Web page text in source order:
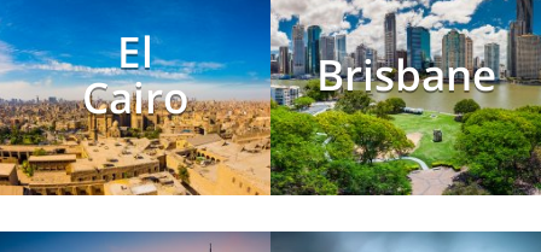
El
Cairo
Brisbane